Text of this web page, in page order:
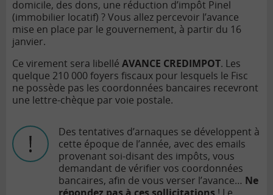
domicile, des dons, une réduction d’impôt Pinel
(immobilier locatif) ? Vous allez percevoir l’avance
mise en place par le gouvernement, à partir du 16
janvier.
Ce virement sera libellé AVANCE CREDIMPOT. Les
quelque 210 000 foyers fiscaux pour lesquels le Fisc
ne possède pas les coordonnées bancaires recevront
une lettre-chèque par voie postale.
Des tentatives d’arnaques se développent à
cette époque de l’année, avec des emails
provenant soi-disant des impôts, vous
demandant de vérifier vos coordonnées
bancaires, afin de vous verser l’avance… Ne